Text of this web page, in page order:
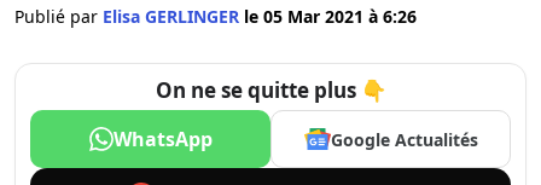
Publié par Elisa GERLINGER le 05 Mar 2021 à 6:26
On ne se quitte plus 👇
WhatsApp Google Actualités